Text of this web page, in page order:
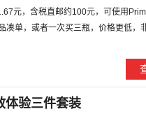
元，含税直邮约100元，可使用
单，或者一次买三瓶，价格更低，
体验三件套装